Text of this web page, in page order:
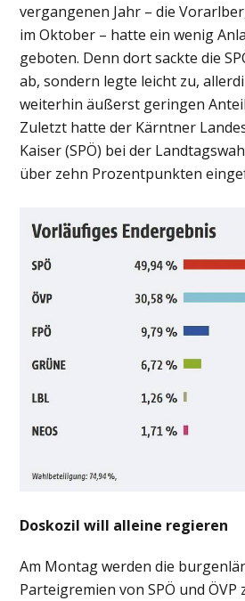
vergangenen Jahr – die
im Oktober – hatte ein wenig
geboten. Denn dort sackte die
ab, sondern legte leicht zu,
weiterhin äußerst geringen
Zuletzt hatte der Kärntner
Kaiser (SPÖ) bei der
über zehn Prozentpunkten
Doskozil will alleine regieren
Am Montag werden die
Parteigremien von SPÖ und